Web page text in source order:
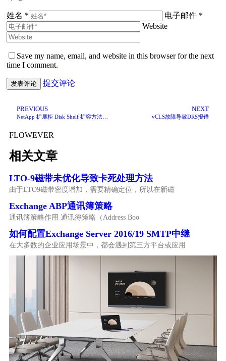
姓名 *
电子邮件 *
Website
Save my name, email, and website in this browser for the next
time I comment.
提交评论
PREVIOUS NEXT
vCLS故障导致DRS报错
FLOWEVER
相关文章
LTO-9磁带未优化导致卡死处理方法
由于LTO9磁带密度增加，需要精确定位，所以在新磁
Exchange ABP通讯簿策略
通讯簿策略作用 通讯簿策略（Address Boo
如何配置Exchange Server 2016/19 SMTP中继
在大多数的企业应用场景中，都会遇到第三方平台或应用